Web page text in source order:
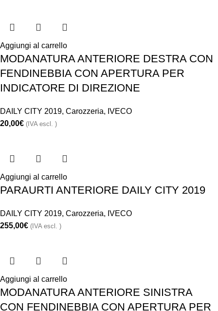
Aggiungi al carrello
MODANATURA ANTERIORE DESTRA CON
FENDINEBBIA CON APERTURA PER
INDICATORE DI DIREZIONE
DAILY CITY 2019, Carozzeria, IVECO
20,00€ (IVA escl. )
Aggiungi al carrello
PARAURTI ANTERIORE DAILY CITY 2019
DAILY CITY 2019, Carozzeria, IVECO
255,00€ (IVA escl. )
Aggiungi al carrello
MODANATURA ANTERIORE SINISTRA
CON FENDINEBBIA CON APERTURA PER